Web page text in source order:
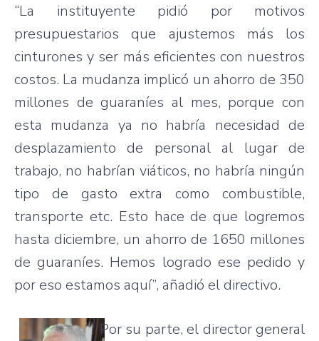
“La instituyente pidió por motivos
presupuestarios que ajustemos más los
cinturones y ser más eficientes con nuestros
costos. La mudanza implicó un ahorro de 350
millones de guaraníes al mes, porque con
esta mudanza ya no habría necesidad de
desplazamiento de personal al lugar de
trabajo, no habrían viáticos, no habría ningún
tipo de gasto extra como combustible,
transporte etc. Esto hace de que logremos
hasta diciembre, un ahorro de 1650 millones
de guaraníes. Hemos logrado ese pedido y
por eso estamos aquí”, añadió el directivo.
Por su parte, el director general